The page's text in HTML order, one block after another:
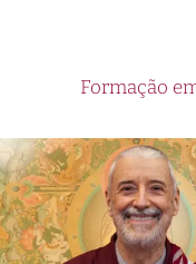
Formação